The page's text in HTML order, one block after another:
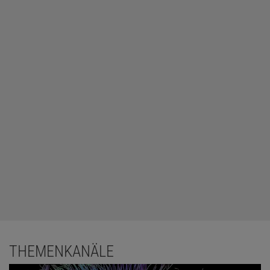
THEMENKANÄLE